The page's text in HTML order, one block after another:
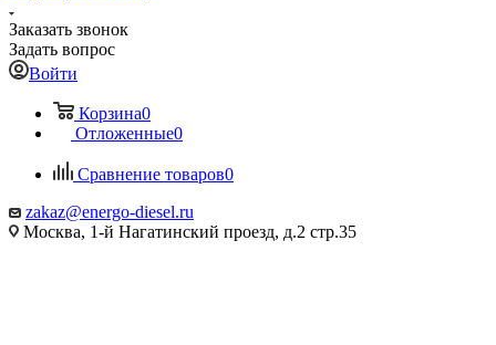
Заказать звонок
Задать вопрос
Войти
Корзина0
Отложенные0
Сравнение товаров0
zakaz@energo-diesel.ru
Москва, 1-й Нагатинский проезд, д.2 стр.35